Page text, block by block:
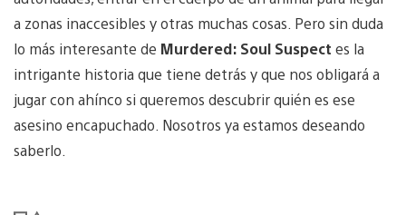
a zonas inaccesibles y otras muchas cosas. Pero sin duda
lo más interesante de Murdered: Soul Suspect es la
intrigante historia que tiene detrás y que nos obligará a
jugar con ahínco si queremos descubrir quién es ese
asesino encapuchado. Nosotros ya estamos deseando
saberlo.